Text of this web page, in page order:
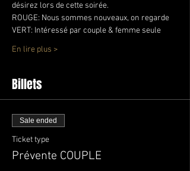
désirez lors de cette soirée.
ROUGE: Nous sommes nouveaux, on regarde
VERT: Intéressé par couple & femme seule
En lire plus >
Billets
Sale ended
Ticket type
Prévente COUPLE